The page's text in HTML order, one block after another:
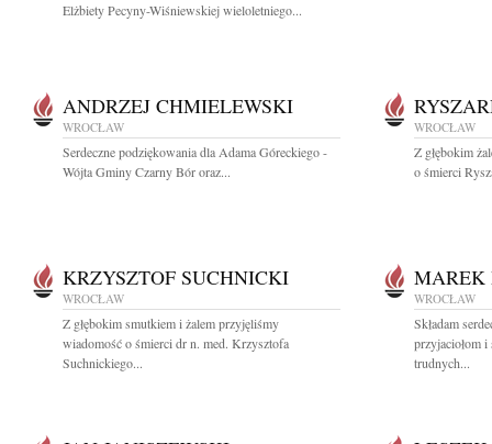
Elżbiety Pecyny-Wiśniewskiej wieloletniego...
ANDRZEJ CHMIELEWSKI
WROCŁAW
Serdeczne podziękowania dla Adama Góreckiego -
Wójta Gminy Czarny Bór oraz...
WROCŁAW
Z głębokim
o śmierci
KRZYSZTOF SUCHNICKI
WROCŁAW
Z głębokim smutkiem i żalem przyjęliśmy
wiadomość o śmierci dr n. med. Krzysztofa
Suchnickiego...
MAREK
WROCŁAW
Składam
przyjaciołom
trudnych...